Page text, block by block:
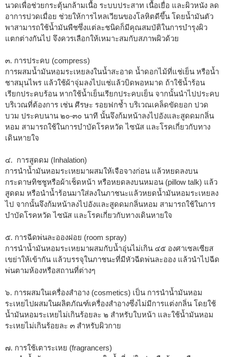
นวดเพื่อช่วยกระตุ้นกล้ามเนื้อ ระบบประสาท เนื้อเยื่อ และผิวหนัง ลด
อาการปวดเมื่อย ช่วยให้การไหลเวียนของโลหิตดีขึ้น โดยน้ำมันตัว
พาสามารถใช้น้ำมันพืชซึ่งแต่ละชนิดก็มีคุณสมบัติในการบำรุงผิว
แตกต่างกันไป จึงควรเลือกให้เหมาะสมกับสภาพผิวด้วย
๓. การประคบ (compress)
การผสมน้ำมันหอมระเหยลงในน้ำสะอาด น้ำดอกไม้ที่แช่เย็น หรือน้ำ
ชาสมุนไพร แล้วใช้ผ้าจุ่มลงไปแช่แล้วบิดพอหมาด ถ้าใช้น้ำร้อน
เรียกประคบร้อน หากใช้น้ำเย็นเรียกประคบเย็น จากนั้นนำไปประคบ
บริเวณที่ต้องการ เช่น ศีรษะ รอยฟกช้ำ บริเวณเคล็ดขัดยอก ปวด
บวม ประคบนาน ๒๐-๓๐ นาที นั้นจึงก้มหน้าลงไปอังและสูดดมกลิ่น
หอม สามารถใช้ในการบำบัดโรคหวัด ไซนัส และโรคเกี่ยวกับทาง
เดินหายใจ
๔. การสูดดม (Inhalation)
การนำน้ำมันหอมระเหยมาผสมให้เจือจางก่อน แล้วหยดลงบน
กระดาษทิชชูหรือผ้าเช็ดหน้า หรือหยดลงบนหมอน (pillow talk) แล้ว
สูดดม หรือนำน้ำร้อนมาใส่ลงในภาชนะแล้วหยดน้ำมันหอมระเหยลง
ไป จากนั้นจึงก้มหน้าลงไปอังและสูดดมกลิ่นหอม สามารถใช้ในการ
บำบัดโรคหวัด ไซนัส และโรคเกี่ยวกับทางเดินหายใจ
๕. การฉีดพ่นละอองฝอย (room spray)
การนำน้ำมันหอมระเหยมาผสมกับน้ำอุ่นไม่เกิน ๔๕ องศาเซลเซียส
เขย่าให้เข้ากัน แล้วบรรจุในภาชนะที่มีหัวฉีดพ่นละออง แล้วนำไปฉีด
พ่นตามห้องหรือสถานที่ต่างๆ
๖. การผสมในเครื่องสำอาง (cosmetics) เป็น การนำน้ำมันหอม
ระเหยไปผสมในผลิตภัณฑ์เครื่องสำอางซึ่งไม่มีการแต่งกลิ่น โดยใช้
น้ำมันหอมระเหยไม่เกินร้อยละ ๒ สำหรับใบหน้า และใช้น้ำมันหอม
ระเหยไม่เกินร้อยละ ๓ สำหรับผิวกาย
๗. การใช้เตาระเหย (fragrancers)